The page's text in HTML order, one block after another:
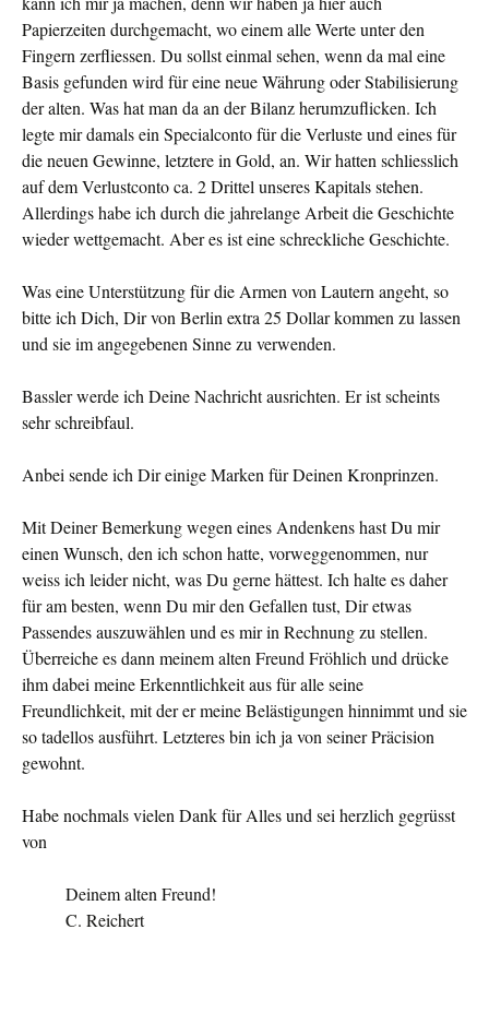
Papierzeiten durchgemacht, wo einem alle Werte unter den
Fingern zerfliessen. Du sollst einmal sehen, wenn da mal eine
Basis gefunden wird für eine neue Währung oder Stabilisierung
der alten. Was hat man da an der Bilanz herumzuflicken. Ich
legte mir damals ein Specialconto für die Verluste und eines für
die neuen Gewinne, letztere in Gold, an. Wir hatten schliesslich
auf dem Verlustconto ca. 2 Drittel unseres Kapitals stehen.
Allerdings habe ich durch die jahrelange Arbeit die Geschichte
wieder wettgemacht. Aber es ist eine schreckliche Geschichte.
Was eine Unterstützung für die Armen von Lautern angeht, so
bitte ich Dich, Dir von Berlin extra 25 Dollar kommen zu lassen
und sie im angegebenen Sinne zu verwenden.
Bassler werde ich Deine Nachricht ausrichten. Er ist scheints
sehr schreibfaul.
Anbei sende ich Dir einige Marken für Deinen Kronprinzen.
Mit Deiner Bemerkung wegen eines Andenkens hast Du mir
einen Wunsch, den ich schon hatte, vorweggenommen, nur
weiss ich leider nicht, was Du gerne hättest. Ich halte es daher
für am besten, wenn Du mir den Gefallen tust, Dir etwas
Passendes auszuwählen und es mir in Rechnung zu stellen.
Überreiche es dann meinem alten Freund Fröhlich und drücke
ihm dabei meine Erkenntlichkeit aus für alle seine
Freundlichkeit, mit der er meine Belästigungen hinnimmt und sie
so tadellos ausführt. Letzteres bin ich ja von seiner Präcision
gewohnt.
Habe nochmals vielen Dank für Alles und sei herzlich gegrüsst
von
Deinem alten Freund!
C. Reichert